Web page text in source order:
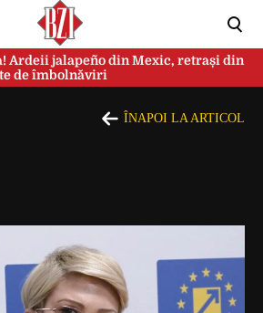
Ardeii jalapeño din Mexic, retrași din
de îmbolnăviri
ÎNAPOI LA ARTICOL